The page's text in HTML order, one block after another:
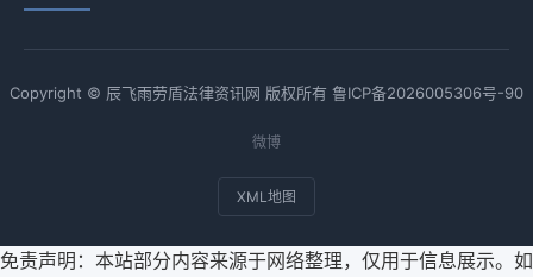
Copyright © 辰飞雨劳盾法律资讯网 版权所有 鲁ICP备2026005306号-90
微博
XML地图
免责声明：本站部分内容来源于网络整理，仅用于信息展示。如